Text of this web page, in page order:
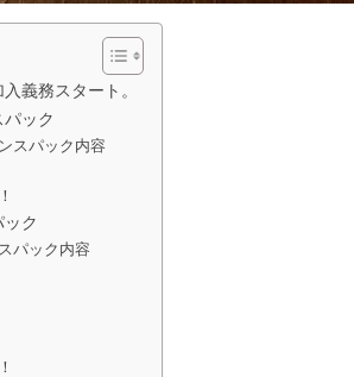
義務スタート。
ック
スパック内容
ク
パック内容